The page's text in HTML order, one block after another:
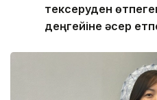
тексеруден
деңгейіне әсер